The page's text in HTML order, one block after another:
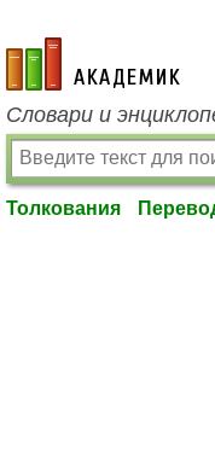
academic.ru
Словари и
Толкования